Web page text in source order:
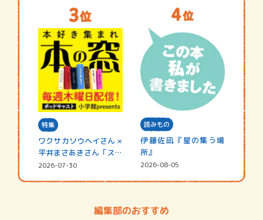
特集
ワクサカソウヘイさん ×
平井まさあきさん「スペ
シャ…
2026-07-30
読みもの
伊藤佐凪『星の集う場
所』
2026-08-05
編集部のおすすめ